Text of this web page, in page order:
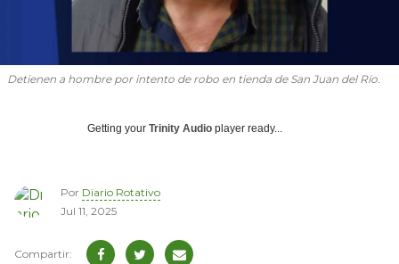
Detienen a hombre por intento de robo en tienda de San Juan del Río.
Getting your Trinity Audio player ready...
Por Diario Rotativo
Jul 11, 2025